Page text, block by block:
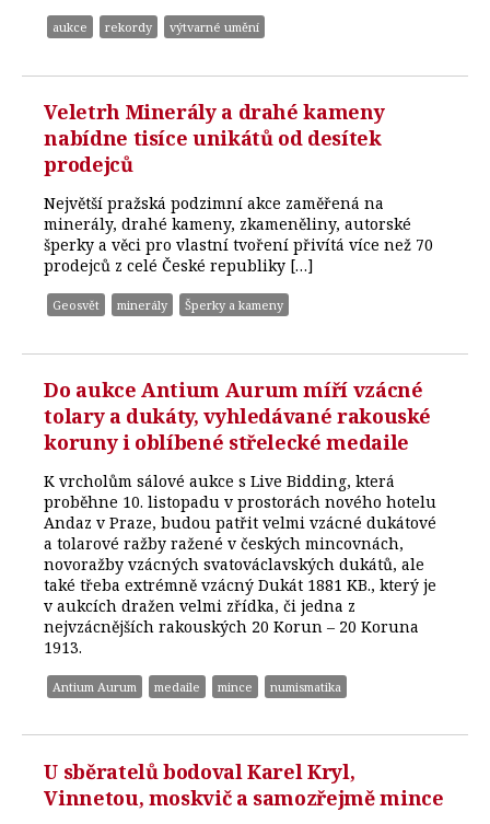
aukce rekordy výtvarné umění
Veletrh Minerály a drahé kameny
nabídne tisíce unikátů od desítek
prodejců
Největší pražská podzimní akce zaměřená na
minerály, drahé kameny, zkameněliny, autorské
šperky a věci pro vlastní tvoření přivítá více než 70
prodejců z celé České republiky […]
Geosvět minerály Šperky a kameny
Do aukce Antium Aurum míří vzácné
tolary a dukáty, vyhledávané rakouské
koruny i oblíbené střelecké medaile
K vrcholům sálové aukce s Live Bidding, která
proběhne 10. listopadu v prostorách nového hotelu
Andaz v Praze, budou patřit velmi vzácné dukátové
a tolarové ražby ražené v českých mincovnách,
novoražby vzácných svatováclavských dukátů, ale
také třeba extrémně vzácný Dukát 1881 KB., který je
v aukcích dražen velmi zřídka, či jedna z
nejvzácnějších rakouských 20 Korun – 20 Koruna
1913.
Antium Aurum medaile mince numismatika
U sběratelů bodoval Karel Kryl,
Vinnetou, moskvič a samozřejmě mince